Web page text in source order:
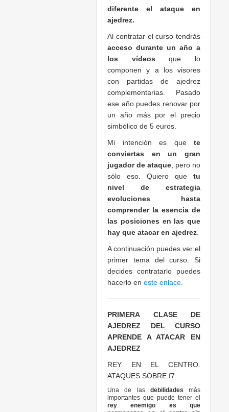
diferente el ataque en
ajedrez.
Al contratar el curso tendrás
acceso durante un año a
los vídeos que lo
componen y a los visores
con partidas de ajedrez
complementarias. Pasado
ese año puedes renovar por
un año más por el precio
simbólico de 5 euros.
Mi intención es que te
conviertas en un gran
jugador de ataque, pero no
sólo eso. Quiero que tu
nivel de estrategia
evoluciones hasta
comprender la esencia de
las posiciones en las que
hay que atacar en ajedrez.
A continuación puedes ver el
primer tema del curso. Si
decides contratarlo puedes
hacerlo en este enlace.
PRIMERA CLASE DE
AJEDREZ DEL CURSO
APRENDE A ATACAR EN
AJEDREZ
REY EN EL CENTRO.
ATAQUES SOBRE f7
Una de las debilidades más
importantes que puede tener el
rey enemigo es que